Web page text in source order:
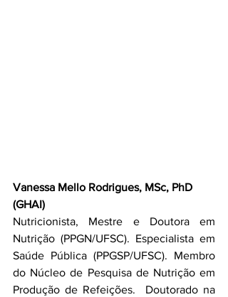
Vanessa Mello Rodrigues, MSc, PhD
(GHAI)
Nutricionista, Mestre e Doutora em
Nutrição (PPGN/UFSC). Especialista em
Saúde Pública (PPGSP/UFSC). Membro
do Núcleo de Pesquisa de Nutrição em
Produção de Refeições.  Doutorado na